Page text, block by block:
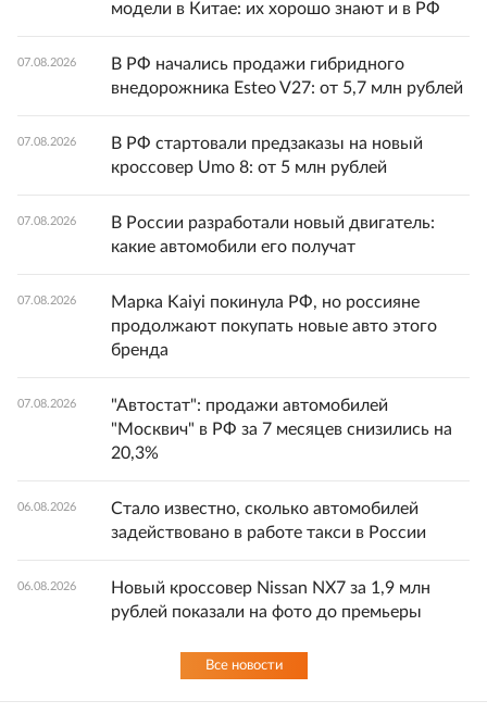
модели в Китае: их хорошо знают и в РФ
07.08.2026
В РФ начались продажи гибридного
внедорожника Esteo V27: от 5,7 млн рублей
07.08.2026
В РФ стартовали предзаказы на новый
кроссовер Umo 8: от 5 млн рублей
07.08.2026
В России разработали новый двигатель:
какие автомобили его получат
07.08.2026
Марка Kaiyi покинула РФ, но россияне
продолжают покупать новые авто этого
бренда
07.08.2026
"Автостат": продажи автомобилей
"Москвич" в РФ за 7 месяцев снизились на
20,3%
06.08.2026
Стало известно, сколько автомобилей
задействовано в работе такси в России
06.08.2026
Новый кроссовер Nissan NX7 за 1,9 млн
рублей показали на фото до премьеры
Все новости